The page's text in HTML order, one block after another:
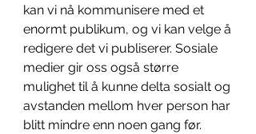
kan vi nå kommunisere med et
enormt publikum, og vi kan velge å
redigere det vi publiserer. Sosiale
medier gir oss også større
mulighet til å kunne delta sosialt og
avstanden mellom hver person har
blitt mindre enn noen gang før.